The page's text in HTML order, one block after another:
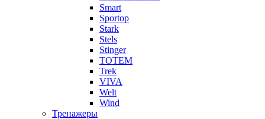
Smart
Sportop
Stark
Stels
Stinger
TOTEM
Trek
VIVA
Welt
Wind
Тренажеры